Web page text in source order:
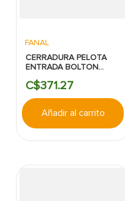
FANAL
CERRADURA PELOTA
ENTRADA BOLTON
FANAL
C$371.27
Añadir al carrito